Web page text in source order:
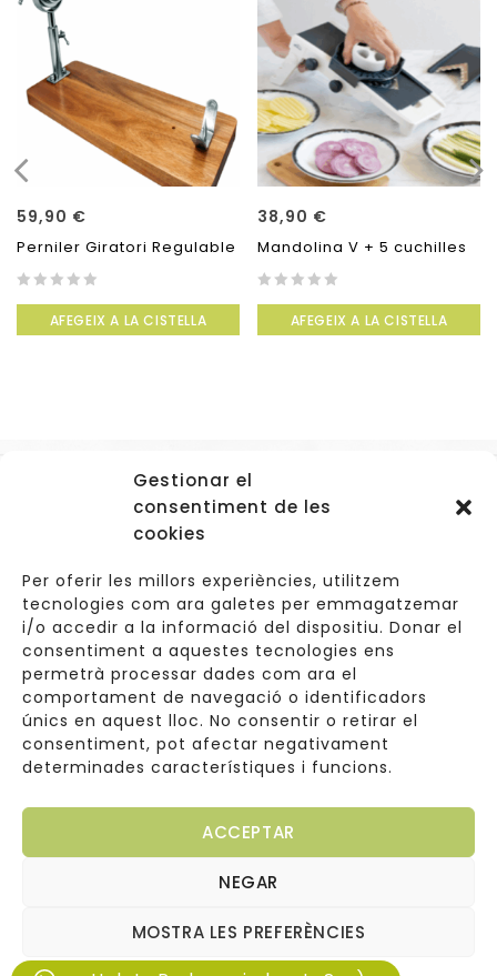
Gestionar el
consentiment de les
cookies
Per oferir les millors experiències, utilitzem
tecnologies com ara galetes per emmagatzemar
i/o accedir a la informació del dispositiu. Donar el
consentiment a aquestes tecnologies ens
permetrà processar dades com ara el
comportament de navegació o identificadors
únics en aquest lloc. No consentir o retirar el
consentiment, pot afectar negativament
determinades característiques i funcions.
ACCEPTAR
NEGAR
MOSTRA LES PREFERÈNCIES
59,90 €
Perniler Giratori Regulable
of
AFEGEIX A LA CISTELLA
38,90 €
Mandolina V + 5 cuchilles
of
AFEGEIX A LA CISTELLA
Carrer de Valldoreix 45, 08172 Sant Cugat del Vallès
933 157 807 | 691967537
info@cuinetes.shop
Arantxaengancha